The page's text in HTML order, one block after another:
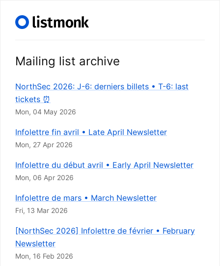
Mailing list archive
NorthSec 2026: J-6: derniers billets • T-6: last
tickets ⏰
Mon, 04 May 2026
Infolettre fin avril • Late April Newsletter
Mon, 27 Apr 2026
Infolettre du début avril • Early April Newsletter
Mon, 06 Apr 2026
Infolettre de mars • March Newsletter
Fri, 13 Mar 2026
[NorthSec 2026] Infolettre de février • February
Newsletter
Mon, 16 Feb 2026